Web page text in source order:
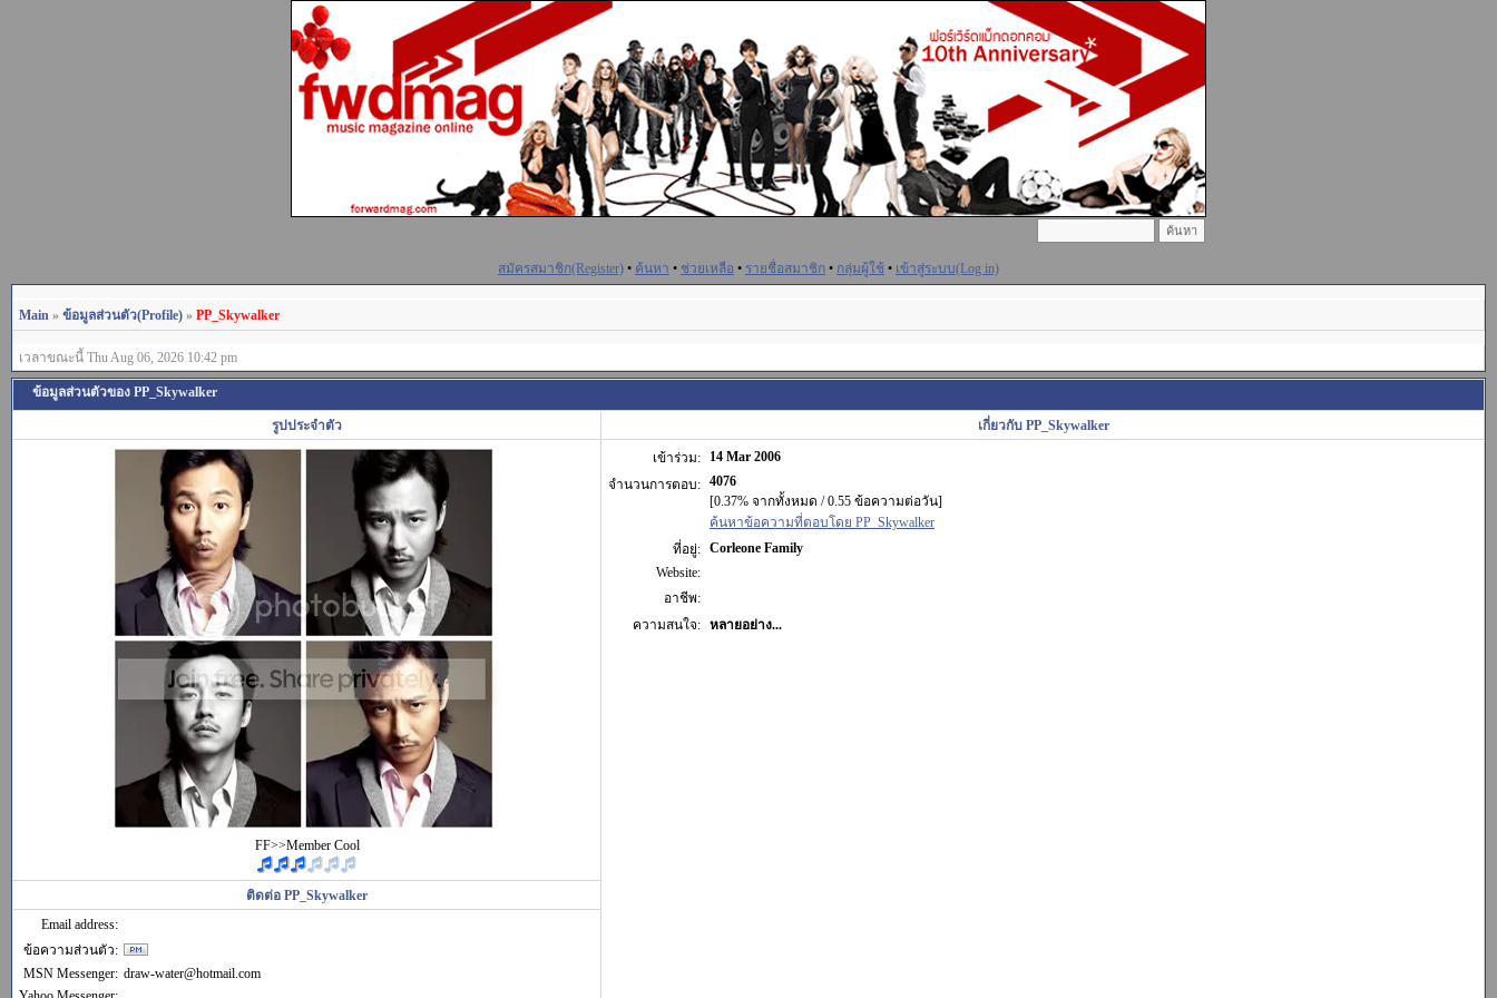
สมัครสมาชิก(Register) • ค้นหา • ช่วยเหลือ • รายชื่อสมาชิก • กลุ่มผู้ใช้ • เข้าสู่ระบบ(Log in)
Main » ข้อมูลส่วนตัว(Profile) » PP_Skywalker
เวลาขณะนี้ Thu Aug 06, 2026 10:42 pm
ข้อมูลส่วนตัวของ PP_Skywalker
รูปประจำตัว เกี่ยวกับ PP_Skywalker
FF>>Member Cool
เข้าร่วม:
14 Mar 2006
จำนวนการตอบ: 4076
[0.37% จากทั้งหมด / 0.55 ข้อความต่อวัน]
ค้นหาข้อความที่ตอบโดย PP_Skywalker
ที่อยู่: Corleone Family
Website:
อาชีพ:
ความสนใจ: หลายอย่าง...
ติดต่อ PP_Skywalker
Email address:
ข้อความส่วนตัว:
MSN Messenger: draw-water@hotmail.com